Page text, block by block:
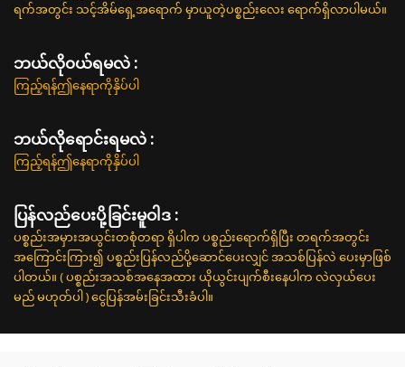
ရက်အတွင်း သင့်အိမ်ရှေ့အရောက် မှာယူတဲ့ပစ္စည်းလေး ရောက်ရှိလာပါမယ်။
ဘယ်လို၀ယ်ရမလဲ :
ကြည့်ရန်ဤနေရာကိုနှိပ်ပါ
ဘယ်လိုရောင်းရမလဲ :
ကြည့်ရန်ဤနေရာကိုနှိပ်ပါ
ပြန်လည်ပေးပို့ခြင်းမူဝါဒ :
ပစ္စည်းအမှားအယွင်းတစုံတရာ ရှိပါက ပစ္စည်းရောက်ရှိပြီး တရက်အတွင်း
အကြောင်းကြား၍ ပစ္စည်းပြန်လည်ပို့ဆောင်ပေးလျှင် အသစ်ပြန်လဲ ပေးမှာဖြစ်
ပါတယ်။ ( ပစ္စည်းအသစ်အနေအထား ယိုယွင်းပျက်စီးနေပါက လဲလှယ်ပေး
မည် မဟုတ်ပါ ) ငွေပြန်အမ်းခြင်းသီးခံပါ။